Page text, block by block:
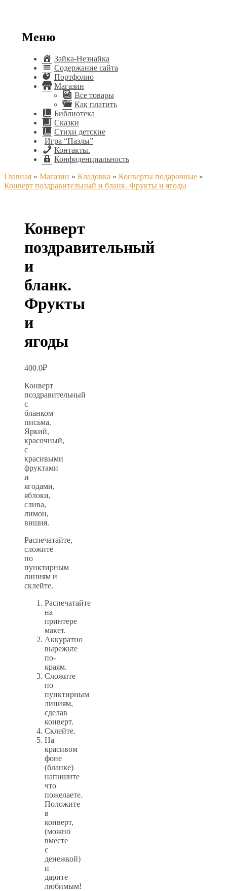
Меню
Зайка-Незнайка
Содержание сайта
Портфолио
Магазин
Все товары
Как платить
Библиотека
Сказки
Стихи детские
Игра “Пазлы”
Контакты.
Конфиденциальность
Главная » Магазин » Кладовка » Конверты подарочные »
Конверт поздравительный и бланк. Фрукты и ягоды
Конверт
поздравительный
и
бланк.
Фрукты
и
ягоды
400.0₽
Конверт
поздравительный
с
бланком
письма.
Яркий,
красочный,
с
красивыми
фруктами
и
ягодами,
яблоки,
слива,
лимон,
вишня.
Распечатайте,
сложите
по
пунктирным
линиям и
склейте.
Распечатайте
на
принтере
макет.
Аккуратно
вырежьте
по-
краям.
Сложите
по
пунктирным
линиям,
сделав
конверт.
Склейте.
На
красивом
фоне
(бланке)
напишите
что
пожелаете.
Положите
в
конверт,
(можно
вместе
с
денежкой)
и
дарите
любимым!